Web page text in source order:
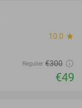
10.0 star
Regulier €300
€49